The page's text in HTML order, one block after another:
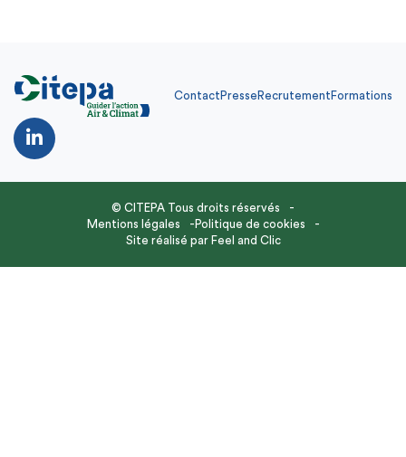
Contact Presse Recrutement Formations
© CITEPA Tous droits réservés
Mentions légales
Politique de cookies
Site réalisé par Feel and Clic